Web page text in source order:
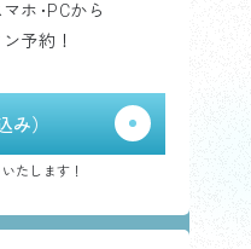
ホ･PCから
予約！
）
たします！